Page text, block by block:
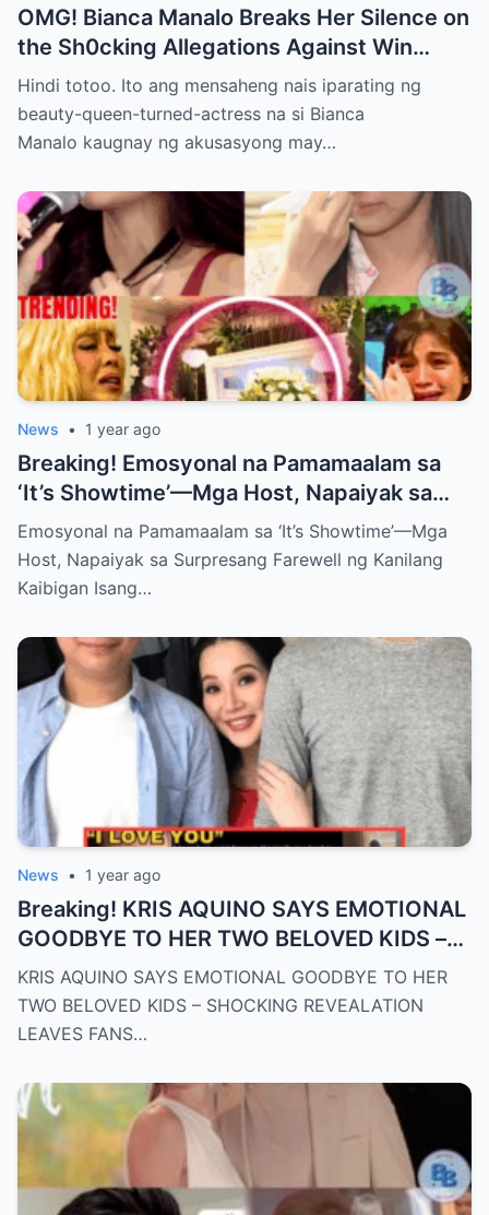
OMG! Bianca Manalo Breaks Her Silence on
the Sh0cking Allegations Against Win
Gatchalian—What She Has to Say Will
Leave You Speechless!
Hindi totoo. Ito ang mensaheng nais iparating ng
beauty-queen-turned-actress na si Bianca
Manalo kaugnay ng akusasyong may…
News • 1 year ago
Breaking! Emosyonal na Pamamaalam sa
‘It’s Showtime’—Mga Host, Napaiyak sa
Surpresang Farewell ng Kanilang Kaibigan
Emosyonal na Pamamaalam sa ‘It’s Showtime’—Mga
Host, Napaiyak sa Surpresang Farewell ng Kanilang
Kaibigan Isang…
News • 1 year ago
Breaking! KRIS AQUINO SAYS EMOTIONAL
GOODBYE TO HER TWO BELOVED KIDS –
SH0CKING REVEALATION LEAVES FANS
HEARTBROKEN!
KRIS AQUINO SAYS EMOTIONAL GOODBYE TO HER
TWO BELOVED KIDS – SHOCKING REVEALATION
LEAVES FANS…